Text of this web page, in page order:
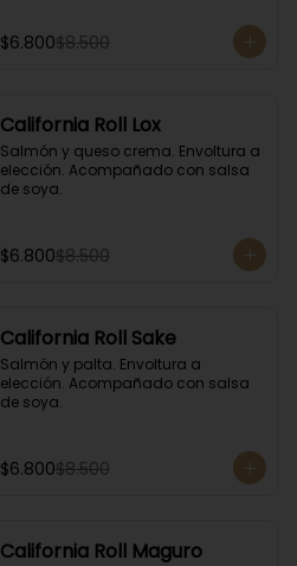
$6.800$8.500
California Roll Lox
Salmón y queso crema. Envoltura a
elección. Acompañado con salsa
de soya.
$6.800$8.500
California Roll Sake
Salmón y palta. Envoltura a
elección. Acompañado con salsa
de soya.
$6.800$8.500
California Roll Maguro